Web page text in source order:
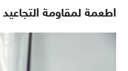
اطعمة لمقاومة التجاعيد